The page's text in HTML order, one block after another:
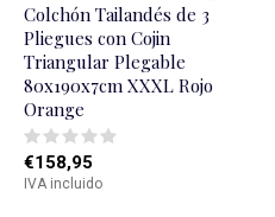
Colchón Tailandés de 3
Pliegues con Cojin
Triangular Plegable
80x190x7cm XXXL Rojo
Orange
€158,95
IVA incluido